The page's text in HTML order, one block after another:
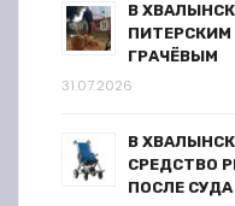
В
ГРАЧЁВЫМ
31.07.2026
В
СРЕДСТВО
ПОСЛЕ СУДА